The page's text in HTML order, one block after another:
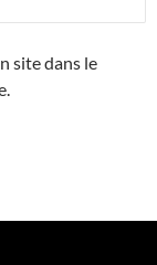
site dans le